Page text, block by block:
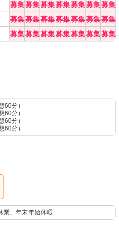
募集募集募集募集募集募集募集
募集募集募集募集募集募集募集
募集募集募集募集募集募集募集
分）
分）
分）
分）
業、年末年始休暇